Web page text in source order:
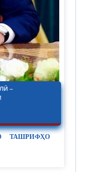
–
ТАШРИФҲО